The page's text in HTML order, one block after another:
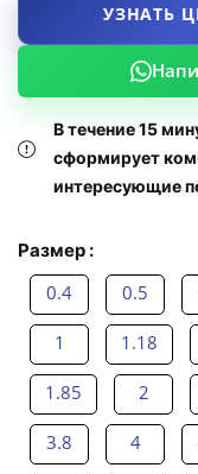
УЗНАТЬ
В течение 15
сформирует
интересующие
Размер :
0.4 0.5
1 1.18
1.85 2
3.8 4